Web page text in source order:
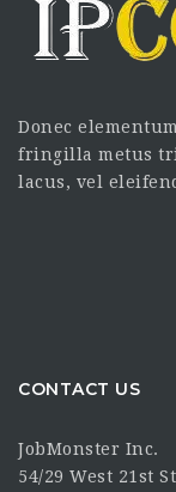
Donec
fringilla metus
lacus, vel
CONTACT US
JobMonster Inc.
54/29 West 21st